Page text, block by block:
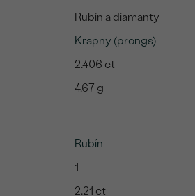
Rubín a diamanty
Krapny (prongs)
2.406 ct
4.67 g
Rubín
1
2.21 ct